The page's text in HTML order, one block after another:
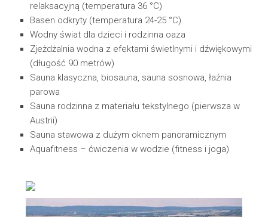
relaksacyjną (temperatura 36 °C)
Basen odkryty (temperatura 24-25 °C)
Wodny świat dla dzieci i rodzinna oaza
Zjeżdżalnia wodna z efektami świetlnymi i dźwiękowymi
(długość 90 metrów)
Sauna klasyczna, biosauna, sauna sosnowa, łaźnia
parowa
Sauna rodzinna z materiału tekstylnego (pierwsza w
Austrii)
Sauna stawowa z dużym oknem panoramicznym
Aquafitness – ćwiczenia w wodzie (fitness i joga)